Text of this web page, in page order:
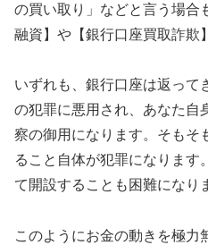
の買い取り」などと言う場合
融資】や【銀行口座買取詐欺
いずれも、銀行口座は返って
の犯罪に悪用され、あなた自
察の御用になります。そもそ
ること自体が犯罪になります
て開設することも困難になり
このようにお金の動きを極力